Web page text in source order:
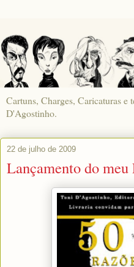
Cartuns, Charges, Caricaturas e
D'Agostinho.
22 de julho de 2009
Lançamento do